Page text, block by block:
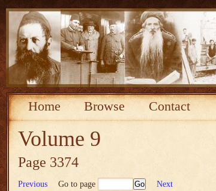
Home Browse Contact
Volume 9
Page 3374
Previous Go to page
Next